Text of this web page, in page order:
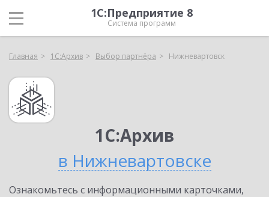
1С:Предприятие 8
Система программ
Главная 1С:Архив Выбор партнёра Нижневартовск
1С:Архив
в Нижневартовске
Ознакомьтесь с информационными карточками,